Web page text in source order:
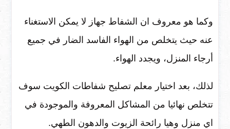
وكما هو معروف ان الشفاط جهاز لا يمكن الاستغناء
عنه حيث يتخلص من الهواء الفاسد الضار في جميع
أرجاء المنزل، ويجدد الهواء.
لذلك، بعد اختيار معلم تصليح شفاطات الكويت سوف
تتخلص نهائيا من المشاكل المعروفة والموجودة في
اي منزل وهيا رائحة الزيوت والدهون الطهي.